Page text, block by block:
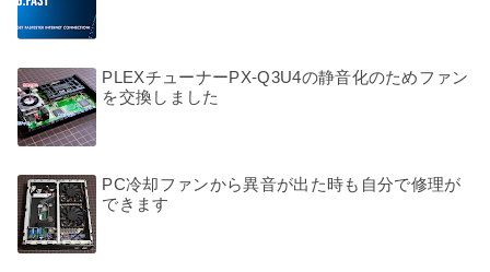
PLEXチューナーPX-Q3U4の静音化のためファン
を交換しました
PC冷却ファンから異音が出た時も自分で修理が
できます